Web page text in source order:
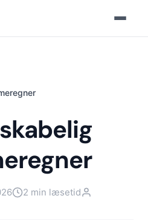
2 min læsetid